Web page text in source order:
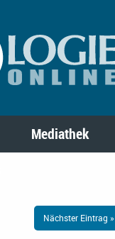
Mediathek
Nächster Eintrag »